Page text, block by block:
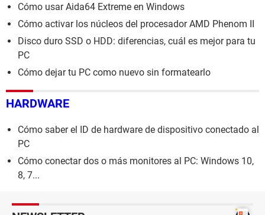
Cómo usar Aida64 Extreme en Windows
Cómo activar los núcleos del procesador AMD Phenom II
Disco duro SSD o HDD: diferencias, cuál es mejor para tu
PC
Cómo dejar tu PC como nuevo sin formatearlo
HARDWARE
Cómo saber el ID de hardware de dispositivo conectado al
PC
Cómo conectar dos o más monitores al PC: Windows 10,
8, 7...